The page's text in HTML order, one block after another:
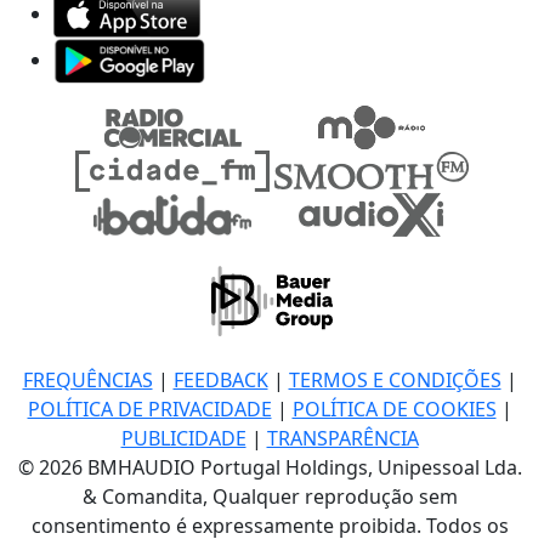
FREQUÊNCIAS | FEEDBACK| TERMOS E CONDIÇÕES |
POLÍTICA DE PRIVACIDADE | POLÍTICA DE COOKIES |
PUBLICIDADE | TRANSPARÊNCIA
© 2026 BMHAUDIO Portugal Holdings, Unipessoal Lda.
& Comandita, Qualquer reprodução sem
consentimento é expressamente proibida. Todos os